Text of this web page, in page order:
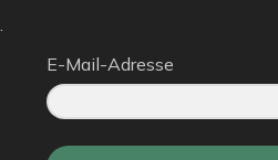
E-Mail-Adresse